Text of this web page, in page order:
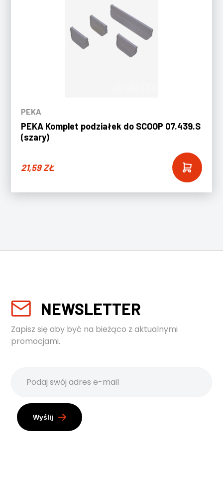
PEKA
PEKA Komplet podziałek do SCOOP 07.439.S
(szary)
21,59ZŁ
NEWSLETTER
Zapisz się aby być na bieżąco z aktualnymi
promocjami.
Wyślij